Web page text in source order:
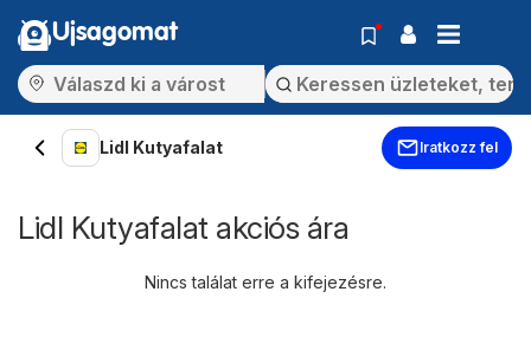
Ujsagomat
Lidl Kutyafalat Iratkozz fel
Lidl Kutyafalat akciós ára
Nincs találat erre a kifejezésre.